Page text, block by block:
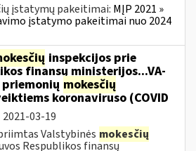
įstatymų pakeitimai: MĮP 2021 »
įstatymo pakeitimai nuo 2024
inspekcijos prie
finansų ministerijos...VA-
priemonių mokesčių
koronaviruso (COVID
2021-03-19
Valstybinės mokesčių
Respublikos finansų